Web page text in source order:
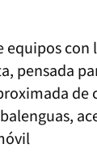
con
pensada
de